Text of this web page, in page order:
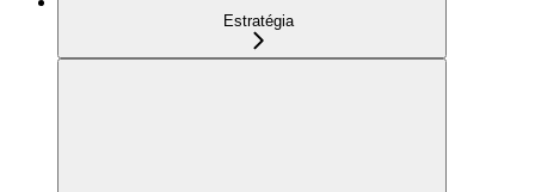
Estratégia